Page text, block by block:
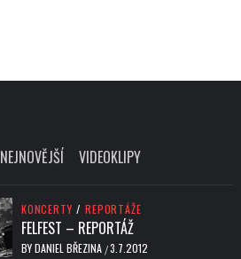
NEJNOVĚJŠÍ VIDEOKLIPY
KONCERTY / REPORTÁŽE
FELFEST – REPORTÁŽ
BYDANIEL BŘEZINA /3.7.2012